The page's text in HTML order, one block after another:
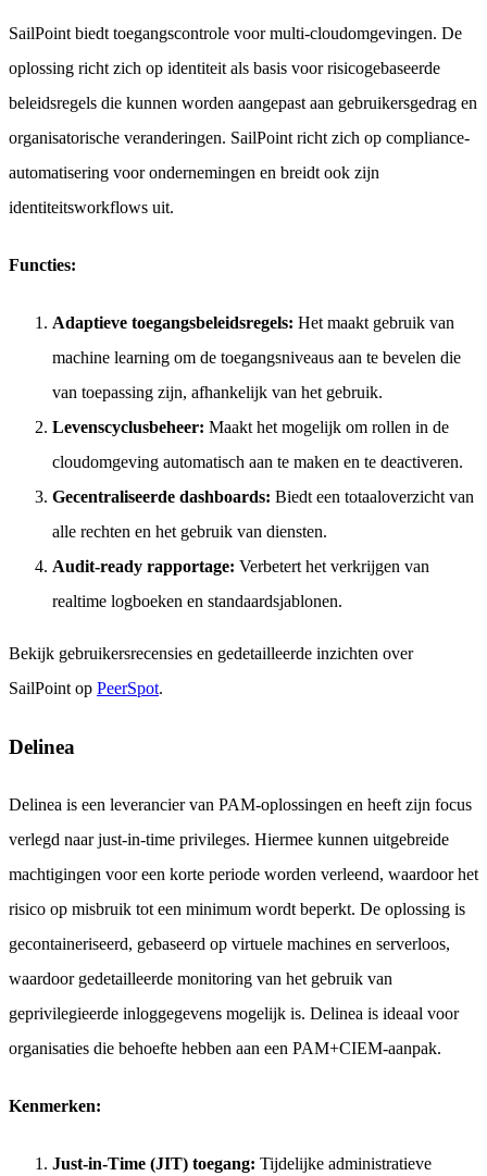
SailPoint biedt toegangscontrole voor multi-cloudomgevingen. De
oplossing richt zich op identiteit als basis voor risicogebaseerde
beleidsregels die kunnen worden aangepast aan gebruikersgedrag en
organisatorische veranderingen. SailPoint richt zich op compliance-
automatisering voor ondernemingen en breidt ook zijn
identiteitsworkflows uit.
Functies:
Adaptieve toegangsbeleidsregels: Het maakt gebruik van
machine learning om de toegangsniveaus aan te bevelen die
van toepassing zijn, afhankelijk van het gebruik.
Levenscyclusbeheer: Maakt het mogelijk om rollen in de
cloudomgeving automatisch aan te maken en te deactiveren.
Gecentraliseerde dashboards: Biedt een totaaloverzicht van
alle rechten en het gebruik van diensten.
Audit-ready rapportage: Verbetert het verkrijgen van
realtime logboeken en standaardsjablonen.
Bekijk gebruikersrecensies en gedetailleerde inzichten over
SailPoint op PeerSpot.
Delinea
Delinea is een leverancier van PAM-oplossingen en heeft zijn focus
verlegd naar just-in-time privileges. Hiermee kunnen uitgebreide
machtigingen voor een korte periode worden verleend, waardoor het
risico op misbruik tot een minimum wordt beperkt. De oplossing is
gecontaineriseerd, gebaseerd op virtuele machines en serverloos,
waardoor gedetailleerde monitoring van het gebruik van
geprivilegieerde inloggegevens mogelijk is. Delinea is ideaal voor
organisaties die behoefte hebben aan een PAM+CIEM-aanpak.
Kenmerken:
Just-in-Time (JIT) toegang: Tijdelijke administratieve